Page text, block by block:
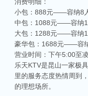
小包：888元——容纳8
中包：1088元——容纳
大包：1288元——容纳
豪华包：1688元——容
营业时间：下午5:00至
乐天KTV是昆山一家极
里的服务态度热情周到
的理想场所。